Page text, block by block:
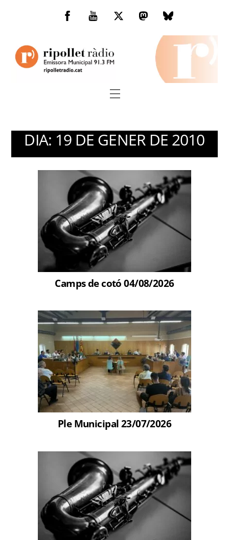
Facebook
You
TwitterMastodonBluesky
Menu
DIA: 19 DE GENER DE 2010
Camps de cotó 04/08/2026
Ple Municipal 23/07/2026